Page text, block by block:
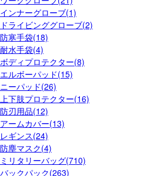
インナーグローブ(1)
ドライビンググローブ(2)
防寒手袋(18)
耐水手袋(4)
ボディプロテクター(8)
エルボーパッド(15)
ニーパッド(26)
上下肢プロテクター(16)
防刃用品(12)
アームカバー(13)
レギンス(24)
防塵マスク(4)
ミリタリーバッグ(710)
バックパック(263)